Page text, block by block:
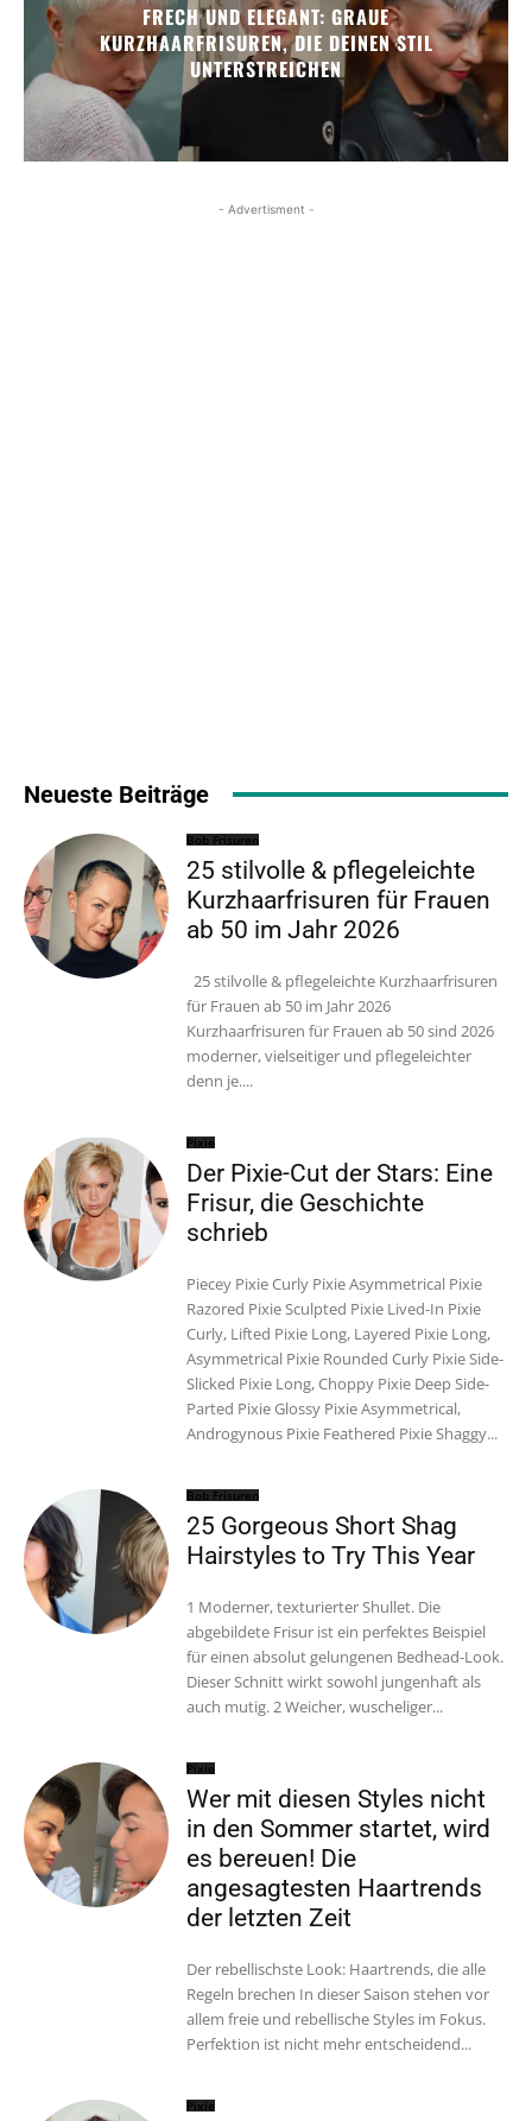
FRECH UND ELEGANT: GRAUE
KURZHAARFRISUREN, DIE DEINEN STIL
UNTERSTREICHEN
- Advertisment -
Neueste Beiträge
Bob Frisuren
25 stilvolle & pflegeleichte
Kurzhaarfrisuren für Frauen
ab 50 im Jahr 2026
25 stilvolle & pflegeleichte Kurzhaarfrisuren
für Frauen ab 50 im Jahr 2026
Kurzhaarfrisuren für Frauen ab 50 sind 2026
moderner, vielseitiger und pflegeleichter
denn je....
Pixie
Der Pixie-Cut der Stars: Eine
Frisur, die Geschichte
schrieb
Piecey Pixie Curly Pixie Asymmetrical Pixie
Razored Pixie Sculpted Pixie Lived-In Pixie
Curly, Lifted Pixie Long, Layered Pixie Long,
Asymmetrical Pixie Rounded Curly Pixie Side-
Slicked Pixie Long, Choppy Pixie Deep Side-
Parted Pixie Glossy Pixie Asymmetrical,
Androgynous Pixie Feathered Pixie Shaggy...
Bob Frisuren
25 Gorgeous Short Shag
Hairstyles to Try This Year
1 Moderner, texturierter Shullet. Die
abgebildete Frisur ist ein perfektes Beispiel
für einen absolut gelungenen Bedhead-Look.
Dieser Schnitt wirkt sowohl jungenhaft als
auch mutig. 2 Weicher, wuscheliger...
Pixie
Wer mit diesen Styles nicht
in den Sommer startet, wird
es bereuen! Die
angesagtesten Haartrends
der letzten Zeit
Der rebellischste Look: Haartrends, die alle
Regeln brechen In dieser Saison stehen vor
allem freie und rebellische Styles im Fokus.
Perfektion ist nicht mehr entscheidend...
Pixie